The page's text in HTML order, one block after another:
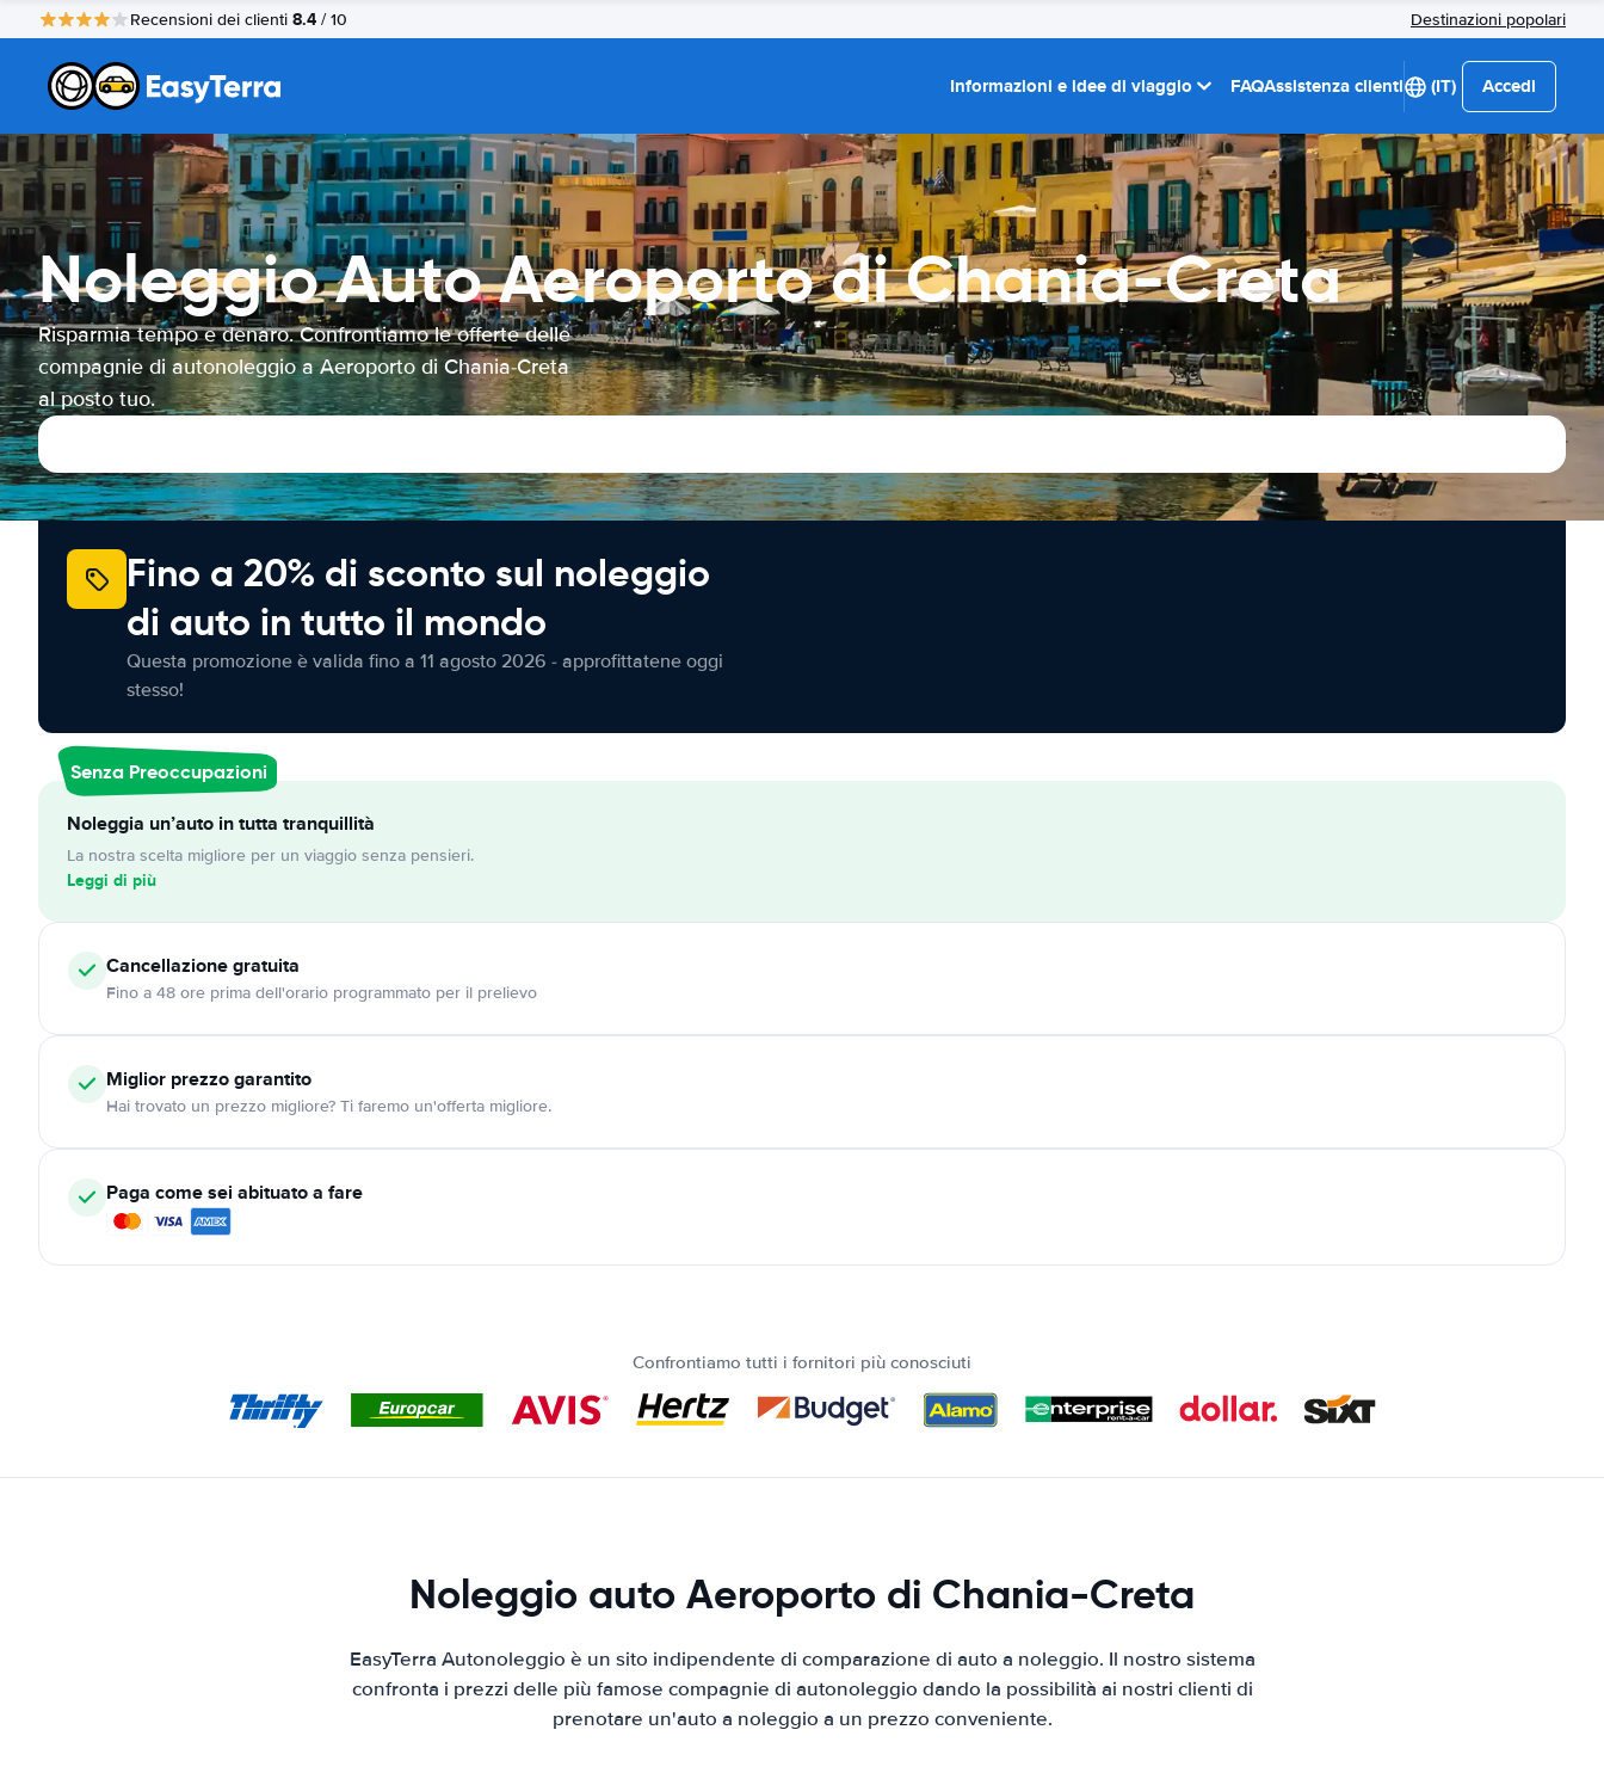
Recensioni dei clienti 8.4 / 10 Destinazioni popolari
Informazioni e idee di viaggio FAQAssistenza clienti (IT) Accedi
Noleggio Auto Aeroporto di Chania-Creta
Risparmia tempo e denaro. Confrontiamo le offerte delle
compagnie di autonoleggio a Aeroporto di Chania-Creta
al posto tuo.
Fino a 20% di sconto sul noleggio
di auto in tutto il mondo
Questa promozione è valida fino a 11 agosto 2026 - approfittatene oggi
stesso!
Senza Preoccupazioni
Noleggia un’auto in tutta tranquillità
La nostra scelta migliore per un viaggio senza pensieri.
Leggi di più
Cancellazionegratuita
Fino a 48 ore prima dell'orario programmato per il prelievo
Miglior prezzo garantito
Hai trovato un prezzo migliore? Ti faremo un'offerta migliore.
Paga come sei abituato a fare
Confrontiamo tutti i fornitori più conosciuti
Noleggio auto Aeroporto di Chania-Creta
EasyTerra Autonoleggio è un sito indipendente di comparazione di auto a noleggio. Il nostro sistema
confronta i prezzi delle più famose compagnie di autonoleggio dando la possibilità ai nostri clienti di
prenotare un'auto a noleggio a un prezzo conveniente.